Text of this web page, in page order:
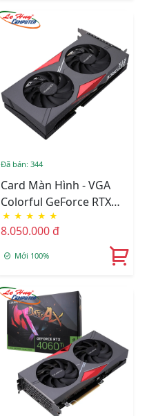
Đã bán: 344
Card Màn Hình - VGA
Colorful GeForce RTX
4060 NB DUO 8GB-V
★ ★ ★ ★ ★
8.050.000 đ
Mới 100%